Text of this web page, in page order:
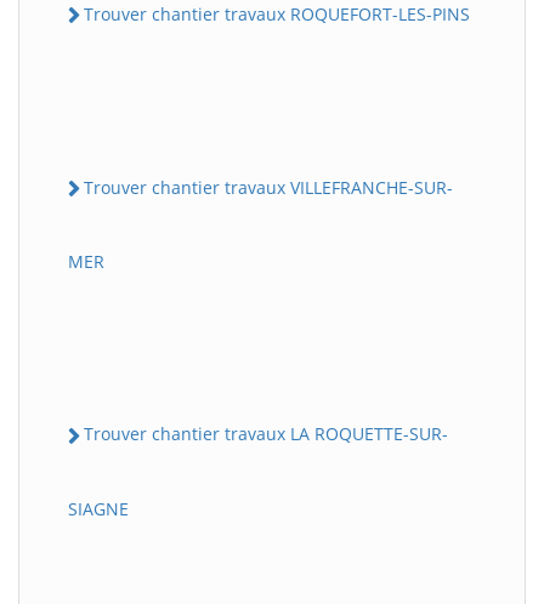
Trouver chantier travaux ROQUEFORT-LES-PINS
Trouver chantier travaux VILLEFRANCHE-SUR-
MER
Trouver chantier travaux LA ROQUETTE-SUR-
SIAGNE